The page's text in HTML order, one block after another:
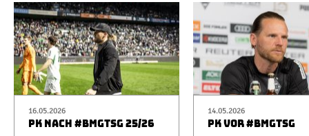
16.05.2026
PK NACH #BMGTSG 25/26
14.05.2026
PK VOR #BMGTSG